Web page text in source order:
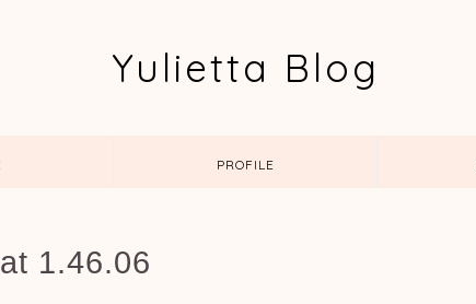
Yulietta Blog
PROFILE
1.46.06